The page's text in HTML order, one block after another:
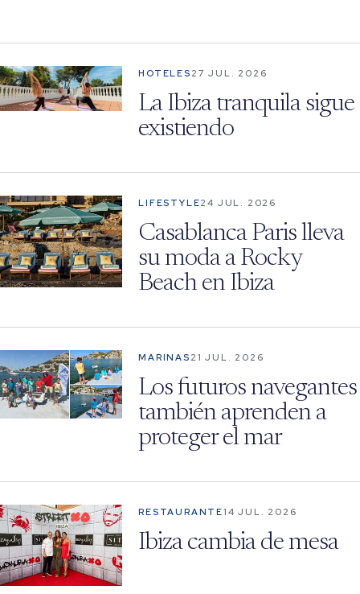
HOTELES 27 JUL. 2026
La Ibiza tranquila sigue
existiendo
LIFESTYLE24 JUL. 2026
Casablanca Paris lleva
su moda a Rocky
Beach en Ibiza
MARINAS 21 JUL. 2026
Los futuros navegantes
también aprenden a
proteger el mar
RESTAURANTE14 JUL. 2026
Ibiza cambia de mesa